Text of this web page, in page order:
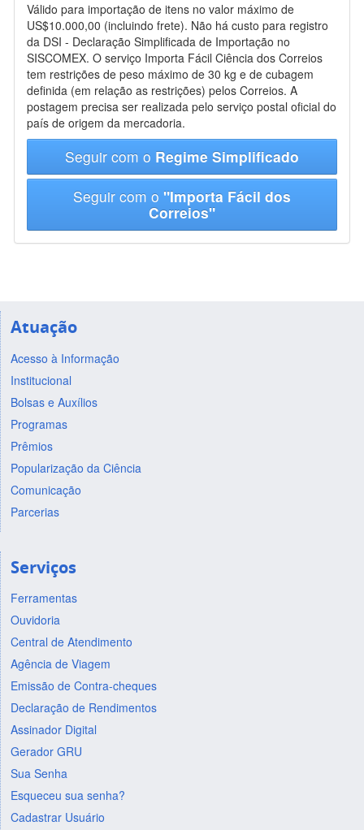
Válido para importação de itens no valor máximo de
US$10.000,00 (incluindo frete). Não há custo para registro
da DSI - Declaração Simplificada de Importação no
SISCOMEX. O serviço Importa Fácil Ciência dos Correios
tem restrições de peso máximo de 30 kg e de cubagem
definida (em relação as restrições) pelos Correios. A
postagem precisa ser realizada pelo serviço postal oficial do
país de origem da mercadoria.
Seguir com o Regime Simplificado
Seguir com o "Importa Fácil dos
Correios"
Atuação
Acesso à Informação
Institucional
Bolsas e Auxílios
Programas
Prêmios
Popularização da Ciência
Comunicação
Parcerias
Serviços
Ferramentas
Ouvidoria
Central de Atendimento
Agência de Viagem
Emissão de Contra-cheques
Declaração de Rendimentos
Assinador Digital
Gerador GRU
Sua Senha
Esqueceu sua senha?
Cadastrar Usuário